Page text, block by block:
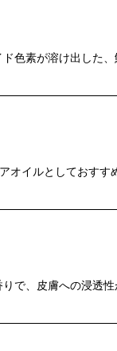
色素が溶け出した
イルとしておす
、皮膚への浸透